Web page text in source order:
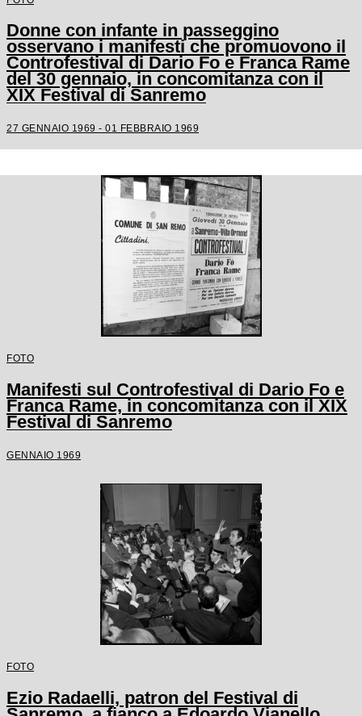
Donne con infante in passeggino
osservano i manifesti che promuovono il
Controfestival di Dario Fo e Franca Rame
del 30 gennaio, in concomitanza con il
XIX Festival di Sanremo
27 GENNAIO 1969 - 01 FEBBRAIO 1969
FOTO
Manifesti sul Controfestival di Dario Fo e
Franca Rame, in concomitanza con il XIX
Festival di Sanremo
GENNAIO 1969
FOTO
Ezio Radaelli, patron del Festival di